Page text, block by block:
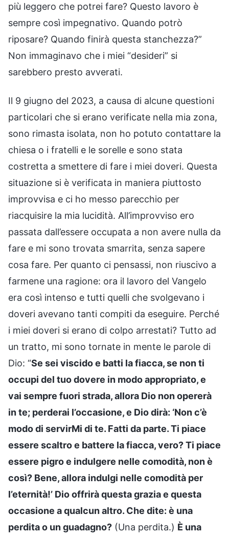
più leggero che potrei fare? Questo lavoro è
sempre così impegnativo. Quando potrò
riposare? Quando finirà questa stanchezza?”
Non immaginavo che i miei “desideri” si
sarebbero presto avverati.
Il 9 giugno del 2023, a causa di alcune questioni
particolari che si erano verificate nella mia zona,
sono rimasta isolata, non ho potuto contattare la
chiesa o i fratelli e le sorelle e sono stata
costretta a smettere di fare i miei doveri. Questa
situazione si è verificata in maniera piuttosto
improvvisa e ci ho messo parecchio per
riacquisire la mia lucidità. All’improvviso ero
passata dall’essere occupata a non avere nulla da
fare e mi sono trovata smarrita, senza sapere
cosa fare. Per quanto ci pensassi, non riuscivo a
farmene una ragione: ora il lavoro del Vangelo
era così intenso e tutti quelli che svolgevano i
doveri avevano tanti compiti da eseguire. Perché
i miei doveri si erano di colpo arrestati? Tutto ad
un tratto, mi sono tornate in mente le parole di
Dio: “Se sei viscido e batti la fiacca, se non ti
occupi del tuo dovere in modo appropriato, e
vai sempre fuori strada, allora Dio non opererà
in te; perderai l’occasione, e Dio dirà: ‘Non c’è
modo di servirMi di te. Fatti da parte. Ti piace
essere scaltro e battere la fiacca, vero? Ti piace
essere pigro e indulgere nelle comodità, non è
così? Bene, allora indulgi nelle comodità per
l’eternità!’ Dio offrirà questa grazia e questa
occasione a qualcun altro. Che dite: è una
perdita o un guadagno? (Una perdita.) È una